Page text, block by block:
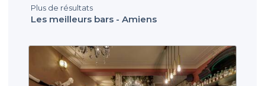
Plus de résultats
Les meilleurs bars - Amiens